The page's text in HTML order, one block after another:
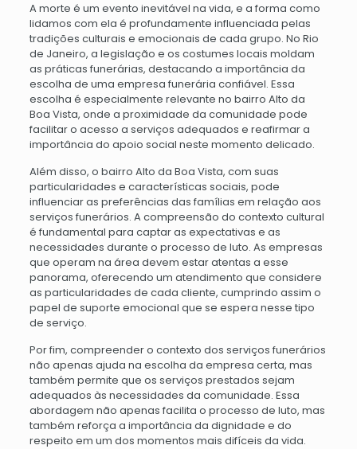
A morte é um evento inevitável na vida, e a forma como
lidamos com ela é profundamente influenciada pelas
tradições culturais e emocionais de cada grupo. No Rio
de Janeiro, a legislação e os costumes locais moldam
as práticas funerárias, destacando a importância da
escolha de uma empresa funerária confiável. Essa
escolha é especialmente relevante no bairro Alto da
Boa Vista, onde a proximidade da comunidade pode
facilitar o acesso a serviços adequados e reafirmar a
importância do apoio social neste momento delicado.
Além disso, o bairro Alto da Boa Vista, com suas
particularidades e características sociais, pode
influenciar as preferências das famílias em relação aos
serviços funerários. A compreensão do contexto cultural
é fundamental para captar as expectativas e as
necessidades durante o processo de luto. As empresas
que operam na área devem estar atentas a esse
panorama, oferecendo um atendimento que considere
as particularidades de cada cliente, cumprindo assim o
papel de suporte emocional que se espera nesse tipo
de serviço.
Por fim, compreender o contexto dos serviços funerários
não apenas ajuda na escolha da empresa certa, mas
também permite que os serviços prestados sejam
adequados às necessidades da comunidade. Essa
abordagem não apenas facilita o processo de luto, mas
também reforça a importância da dignidade e do
respeito em um dos momentos mais difíceis da vida.